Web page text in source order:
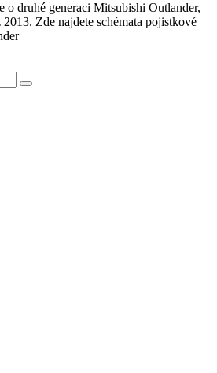
o druhé generaci Mitsubishi Outlander,
Zde najdete schémata pojistkové